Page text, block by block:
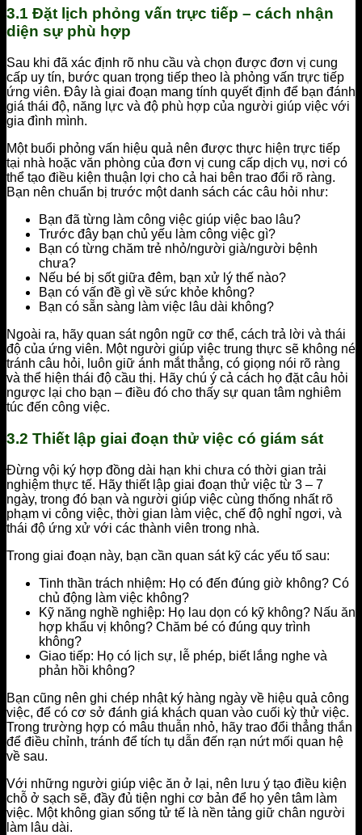
3.1 Đặt lịch phỏng vấn trực tiếp – cách nhận
diện sự phù hợp
Sau khi đã xác định rõ nhu cầu và chọn được đơn vị cung
cấp uy tín, bước quan trọng tiếp theo là phỏng vấn trực tiếp
ứng viên. Đây là giai đoạn mang tính quyết định để bạn đánh
giá thái độ, năng lực và độ phù hợp của người giúp việc với
gia đình mình.
Một buổi phỏng vấn hiệu quả nên được thực hiện trực tiếp
tại nhà hoặc văn phòng của đơn vị cung cấp dịch vụ, nơi có
thể tạo điều kiện thuận lợi cho cả hai bên trao đổi rõ ràng.
Bạn nên chuẩn bị trước một danh sách các câu hỏi như:
Bạn đã từng làm công việc giúp việc bao lâu?
Trước đây bạn chủ yếu làm công việc gì?
Bạn có từng chăm trẻ nhỏ/người già/người bệnh
chưa?
Nếu bé bị sốt giữa đêm, bạn xử lý thế nào?
Bạn có vấn đề gì về sức khỏe không?
Bạn có sẵn sàng làm việc lâu dài không?
Ngoài ra, hãy quan sát ngôn ngữ cơ thể, cách trả lời và thái
độ của ứng viên. Một người giúp việc trung thực sẽ không né
tránh câu hỏi, luôn giữ ánh mắt thẳng, có giọng nói rõ ràng
và thể hiện thái độ cầu thị. Hãy chú ý cả cách họ đặt câu hỏi
ngược lại cho bạn – điều đó cho thấy sự quan tâm nghiêm
túc đến công việc.
3.2 Thiết lập giai đoạn thử việc có giám sát
Đừng vội ký hợp đồng dài hạn khi chưa có thời gian trải
nghiệm thực tế. Hãy thiết lập giai đoạn thử việc từ 3 – 7
ngày, trong đó bạn và người giúp việc cùng thống nhất rõ
phạm vi công việc, thời gian làm việc, chế độ nghỉ ngơi, và
thái độ ứng xử với các thành viên trong nhà.
Trong giai đoạn này, bạn cần quan sát kỹ các yếu tố sau:
Tinh thần trách nhiệm: Họ có đến đúng giờ không? Có
chủ động làm việc không?
Kỹ năng nghề nghiệp: Họ lau dọn có kỹ không? Nấu ăn
hợp khẩu vị không? Chăm bé có đúng quy trình
không?
Giao tiếp: Họ có lịch sự, lễ phép, biết lắng nghe và
phản hồi không?
Bạn cũng nên ghi chép nhật ký hàng ngày về hiệu quả công
việc, để có cơ sở đánh giá khách quan vào cuối kỳ thử việc.
Trong trường hợp có mâu thuẫn nhỏ, hãy trao đổi thẳng thắn
để điều chỉnh, tránh để tích tụ dẫn đến rạn nứt mối quan hệ
về sau.
Với những người giúp việc ăn ở lại, nên lưu ý tạo điều kiện
chỗ ở sạch sẽ, đầy đủ tiện nghi cơ bản để họ yên tâm làm
việc. Một không gian sống tử tế là nền tảng giữ chân người
làm lâu dài.